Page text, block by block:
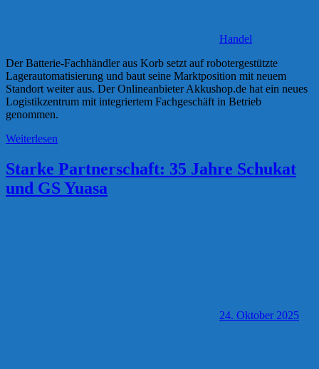
Handel
Der Batterie-Fachhändler aus Korb setzt auf robotergestützte
Lagerautomatisierung und baut seine Marktposition mit neuem
Standort weiter aus. Der Onlineanbieter Akkushop.de hat ein neues
Logistikzentrum mit integriertem Fachgeschäft in Betrieb
genommen.
Weiterlesen
Starke Partnerschaft: 35 Jahre Schukat
und GS Yuasa
24. Oktober 2025